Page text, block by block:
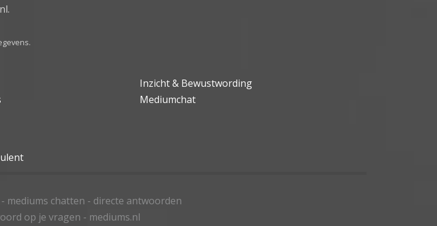
Inzicht & Bewustwording
Mediumchat
mediums chatten - directe antwoorden
op je vragen - mediums.nl